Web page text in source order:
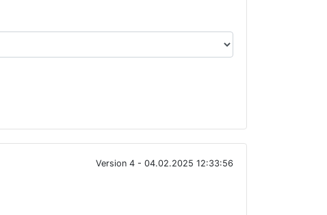
Version 4 - 04.02.2025 12:33:56